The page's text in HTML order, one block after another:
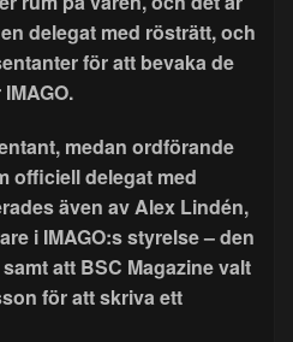
delegat med rösträtt, och
för att bevaka de
medan ordförande
officiell delegat med
även av Alex Lindén,
i IMAGO:s styrelse – den
att BSC Magazine valt
för att skriva ett